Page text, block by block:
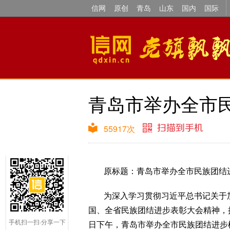
信网 原创 青岛 山东 国内 国际
青岛市举办全市
55917次
原标题：青岛市举办全市民族团
为深入学习贯彻习近平总书记关
国、全省民族团结进步表彰大会精神
日下午，青岛市举办全市民族团结进
手机扫一扫·分享一下